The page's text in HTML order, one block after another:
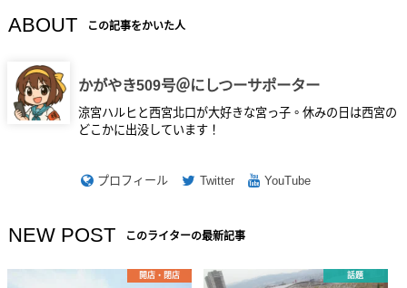
ABOUT この記事をかいた人
かがやき509号＠にしつーサポーター
涼宮ハルヒと西宮北口が大好きな宮っ子。休みの日は西宮の
どこかに出没しています！
プロフィール Twitter YouTube
NEW POST このライターの最新記事
開店・閉店 話題